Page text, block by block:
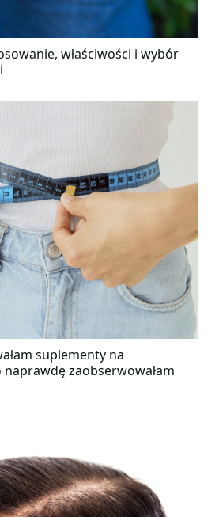
właściwości i wybór
suplementy na
zaobserwowałam